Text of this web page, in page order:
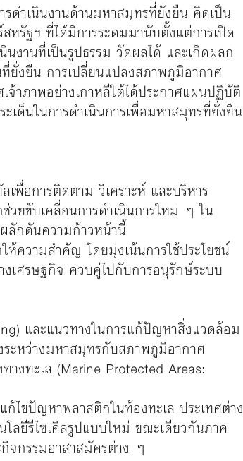
ดำเนินงานด้านมหาสมุทรที่ยั่งยืน คิดเป็น
หรัฐฯ ที่ได้มีการระดมมานับตั้งแต่การเปิด
นงานที่เป็นรูปธรรม วัดผลได้ และเกิดผลก
ยั่งยืน การเปลี่ยนแปลงสภาพภูมิอากาศ
าภาพอย่างเกาหลีใต้ได้ประกาศแผนปฏิบัติ
เด็นในการดำเนินการเพื่อมหาสมุทรที่ยั่งยืน
พื่อการติดตาม วิเคราะห์ และบริหาร
วยขับเคลื่อนการดำเนินการใหม่ ๆ ใน
ผลักดันความก้าวหน้านี้
ความสำคัญ โดยมุ่งเน้นการใช้ประโยชน์
งเศรษฐกิจ ควบคู่ไปกับการอนุรักษ์ระบบ
และแนวทางในการแก้ปัญหาสิ่งแวดล้อม
ระหว่างมหาสมุทรกับสภาพภูมิอากาศ
งทะเล (Marine Protected Areas:
ไขปัญหาพลาสติกในท้องทะเล ประเทศต่าง
ลยีรีไซเคิลรูปแบบใหม่ ขณะเดียวกันภาค
กรรมอาสาสมัครต่าง ๆ